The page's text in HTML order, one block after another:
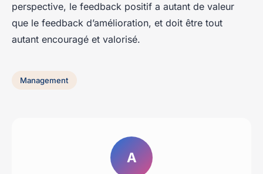
perspective, le feedback positif a autant de valeur
que le feedback d’amélioration, et doit être tout
autant encouragé et valorisé.
Management
A